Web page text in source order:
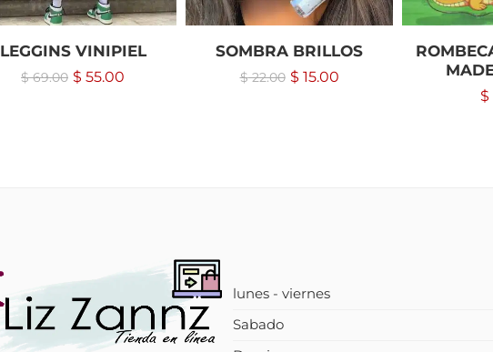
LEGGINS VINIPIEL
$69.00 $ 55.00
SOMBRA BRILLOS
$22.00 $ 15.00
$
lunes - viernes
Sabado